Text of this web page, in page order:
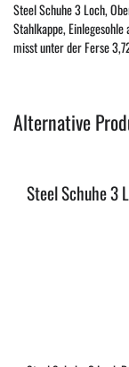
Steel Schuhe 3 Loch,
Stahlkappe,
misst unter der Ferse
Alternative
Steel Schuhe 3